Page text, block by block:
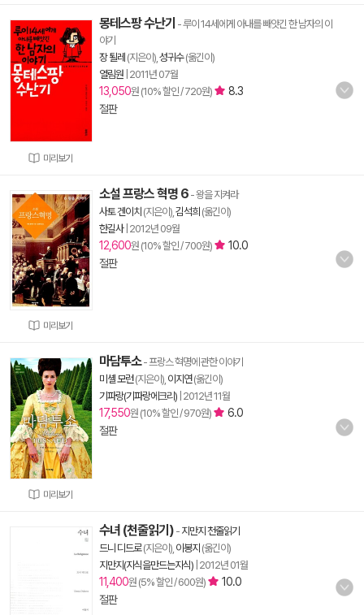
미리보기
몽테스팡 수난기 - 루이 14세에게 아내를 빼앗긴 한 남자의 이
야기
장 퇼레 (지은이), 성귀수(옮긴이)
열림원 2011년 07월
13,050원 (10% 할인 / 720원)
8.3
절판
미리보기
소설 프랑스 혁명 6 - 왕을 지켜라
사토 겐이치 (지은이), 김석희 (옮긴이)
한길사| 2012년 09월
12,600원 (10% 할인 / 700원)
10.0
절판
미리보기
마담투소- 프랑스 혁명에 관한 이야기
미셸 모런(지은이), 이지연(옮긴이)
기파랑(기파랑에크리) 2012년 11월
17,550원 (10% 할인 / 970원)
6.0
절판
수녀 (천줄읽기) - 지만지 천줄읽기
드니 디드로(지은이), 이봉지 (옮긴이)
지만지(지식을만드는지식) 2012년 01월
11,400원 (5% 할인 / 600원)
10.0
절판